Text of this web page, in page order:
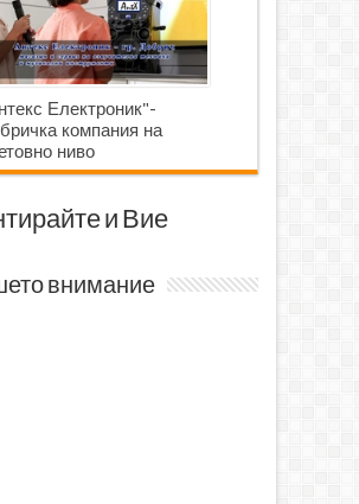
Електроник"-
компания на
ниво
и Вие
внимание